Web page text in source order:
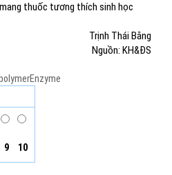
thuốc tương thích sinh học
Trịnh Thái Bằng
Nguồn: KH&ĐS
Enzyme
9 10